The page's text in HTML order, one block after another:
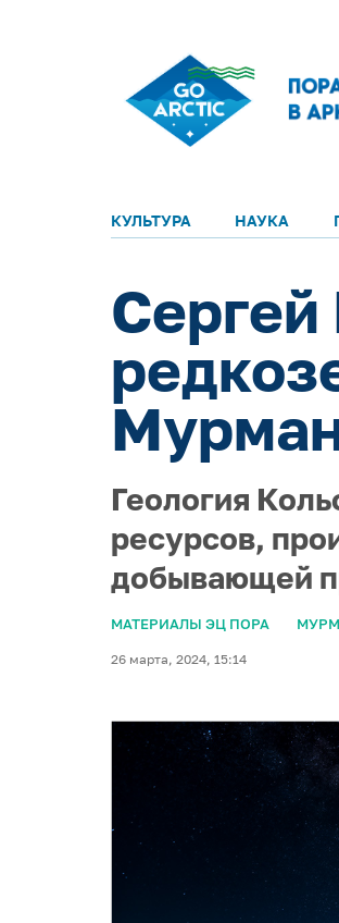
КУЛЬТУРА НАУКА
Геология
ресурсов,
добывающей
МАТЕРИАЛЫ ЭЦ ПОРА
26 марта, 2024, 15:14